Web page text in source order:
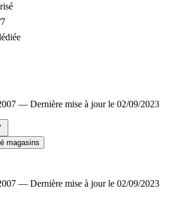
— Dernière mise à jour le 02/09/2023
magasins
— Dernière mise à jour le 02/09/2023